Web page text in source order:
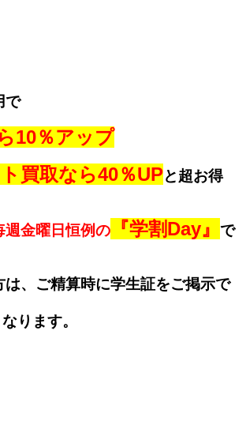
で
10％アップ
買取なら40％UPと超お得
週金曜日恒例の 『学割Day』
で
は、ご精算時に学生証をご掲示で
なります。